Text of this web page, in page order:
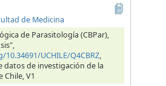
de Medicina
de Parasitología (CBPar),
UCHILE/Q4CBRZ,
datos de investigación de la
Chile, V1